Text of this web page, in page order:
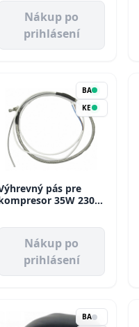
Nákup po
prihlásení
BA
KE
pás pre
35W 230V
180 mm
Nákup po
prihlásení
BA